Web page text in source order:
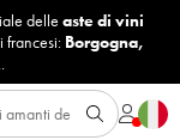
delle aste di vini
francesi: Borgogna,